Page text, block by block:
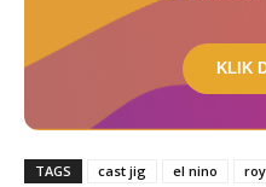
KLIK
TAGS cast jig el nino